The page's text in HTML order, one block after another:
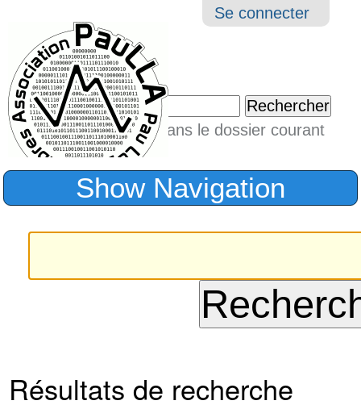
Outils
Se connecter
Chercher par
Seulement dans le dossier courant
Recherche
Show Navigation
Résultats de recherche